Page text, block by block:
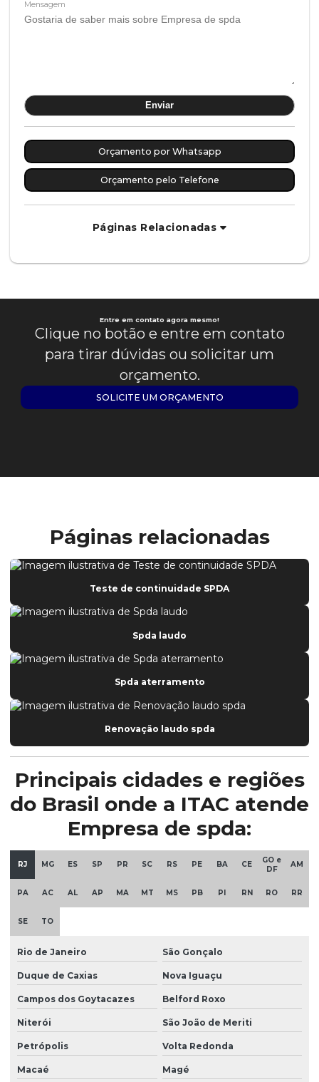
Mensagem
Orçamento por Whatsapp
Orçamento pelo Telefone
Páginas Relacionadas
Entre em contato agora mesmo!
Clique no botão e entre em contato
para tirar dúvidas ou solicitar um
orçamento.
SOLICITE UM ORÇAMENTO
Páginas relacionadas
Teste de continuidade SPDA
Spda laudo
Spda aterramento
Renovação laudo spda
Principais cidades e regiões
do Brasil onde a ITAC atende
Empresa de spda:
RJ MG ES SP PR SC RS PE BA CE
GO e
DF
AM
PA AC AL AP MA MT MS PB PI RN RO RR
SE TO
Rio de Janeiro São Gonçalo
Duque de Caxias Nova Iguaçu
Campos dos Goytacazes Belford Roxo
Niterói São João de Meriti
Petrópolis Volta Redonda
Macaé Magé